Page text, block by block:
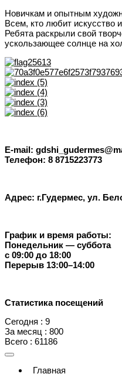
Новичкам и опытным
Всем, кто любит искусство
Ребята раскрыли свой
ускользающее солнце на
E-mail:
Телефон: 8 8715223773
Адрес: г.Гудермес, ул.
График и время работы:
Понедельник — суббота
с 09:00 до 18:00
Перерыв 13:00–14:00
Статистика посещений
Сегодня : 9
За месяц : 800
Всего : 61186
Главная